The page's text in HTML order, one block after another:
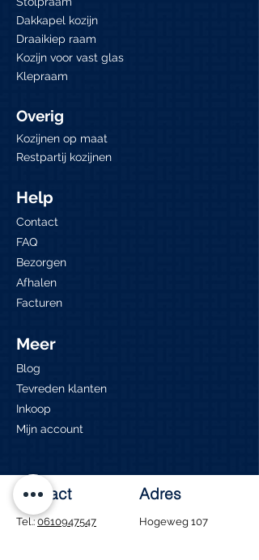
Prijs
€ 295,00
Prijs
€ 295,00
Prijs
€ 795,00
Prijs
€ 295,00
Prijs
€ 1.395,00
Prijs
€ 1.995,00
Niet op voorraad
Dakkapel kozijn
Draaikiep raam
Kozijn voor vast glas
Klepraam
Overig
Kozijnen op maat
Restpartij kozijnen
Help
Contact
FAQ
Bezorgen
Afhalen
Facturen
Meer
Blog
Tevreden klanten
Inkoop
Mijn account
Contact
Tel.:0610947547
Adres
Hogeweg 107